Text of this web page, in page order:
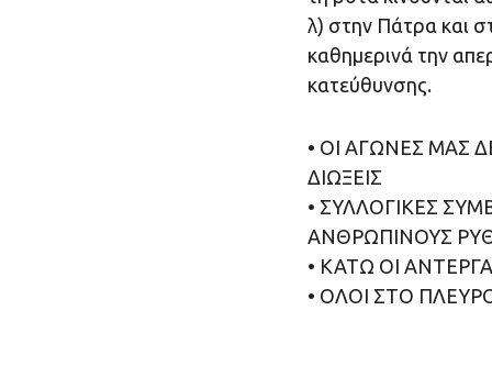
λ) στην Πάτρα και
καθημερινά την
κατεύθυνσης.
• ΟΙ ΑΓΩΝΕΣ ΜΑΣ
ΔΙΩΞΕΙΣ
• ΣΥΛΛΟΓΙΚΕΣ
ΑΝΘΡΩΠΙΝΟΥΣ
• ΚΑΤΩ ΟΙ
• ΟΛΟΙ ΣΤΟ